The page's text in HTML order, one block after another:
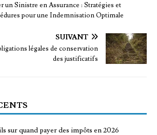
un Sinistre en Assurance : Stratégies et
pour une Indemnisation Optimale
SUIVANT
légales de conservation
des justificatifs
sur quand payer des impôts en 2026